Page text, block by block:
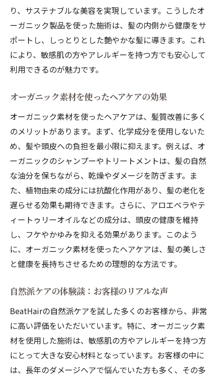
り、サステナブルな美容を実現しています。こうしたオ
ーガニック製品を使った施術は、髪の内側から健康をサ
ポートし、しっとりとした艶やかな髪に導きます。これ
により、敏感肌の方やアレルギーを持つ方でも安心して
利用できるのが魅力です。
オーガニック素材を使ったヘアケアの効果
オーガニック素材を使ったヘアケアは、髪質改善に多く
のメリットがあります。まず、化学成分を使用しないた
め、髪や頭皮への負担を最小限に抑えます。例えば、オ
ーガニックのシャンプーやトリートメントは、髪の自然
な油分を保ちながら、乾燥やダメージを防ぎます。ま
た、植物由来の成分には抗酸化作用があり、髪の老化を
遅らせる効果も期待できます。さらに、アロエベラやテ
ィートゥリーオイルなどの成分は、頭皮の健康を維持
し、フケやかゆみを抑える効果があります。このよう
に、オーガニック素材を使ったヘアケアは、髪の美しさ
と健康を長持ちさせるための理想的な方法です。
自然派ケアの体験談：お客様のリアルな声
BeatHairの自然派ケアを試した多くのお客様から、非常
に高い評価をいただいています。特に、オーガニック素
材を使用した施術は、敏感肌の方やアレルギーを持つ方
にとって大きな安心材料となっています。お客様の中に
は、長年のダメージヘアで悩んでいた方も多く、その多